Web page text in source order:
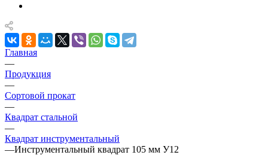
Главная
—
Продукция
—
Сортовой прокат
—
Квадрат стальной
—
Квадрат инструментальный
—Инструментальный квадрат 105 мм У12